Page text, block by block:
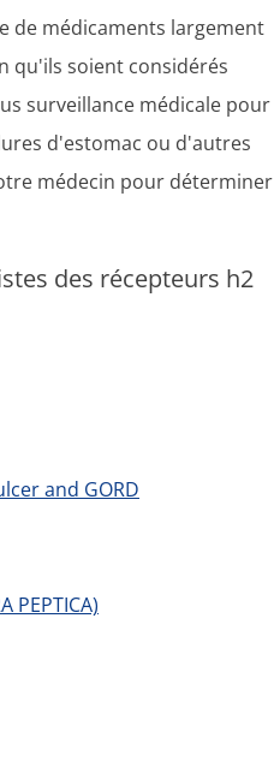
de médicaments largement
qu'ils soient considérés
surveillance médicale pour
d'estomac ou d'autres
médecin pour déterminer
des récepteurs h2
and GORD
PEPTICA)